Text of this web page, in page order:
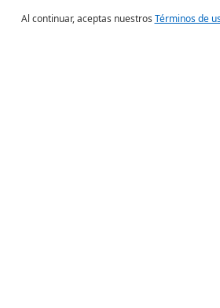
Al continuar, aceptas nuestros Términos de